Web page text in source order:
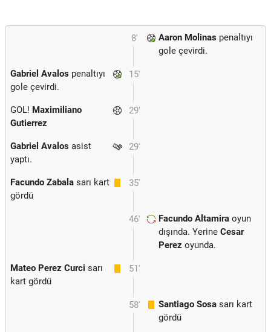
8' Aaron Molinas penaltıyı
gole çevirdi.
15'
Gabriel Avalos penaltıyı
gole çevirdi.
29'
GOL! Maximiliano
Gutierrez
29'
Gabriel Avalos asist
yaptı.
35'
Facundo Zabala sarı kart
gördü
46' Facundo Altamira oyun
dışında. Yerine Cesar
Perez oyunda.
51'
Mateo Perez Curci sarı
kart gördü
58' Santiago Sosa sarı kart
gördü